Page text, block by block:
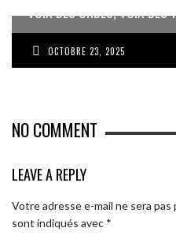
VOIX DES ONDES, VOIX DES
OCTOBRE 23, 2025
NO COMMENT
LEAVE A REPLY
Votre adresse e-mail ne sera pas
sont indiqués avec *